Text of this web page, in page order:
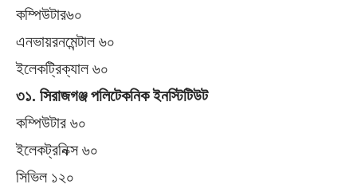
কম্পিউটার৬০
এনভায়রনমেন্টাল ৬০
ইলেকট্রিক্যাল ৬০
৩১. সিরাজগঞ্জ পলিটেকনিক ইনস্টিটিউট
কম্পিউটার ৬০
ইলেকট্রনিক্স ৬০
সিভিল ১২০